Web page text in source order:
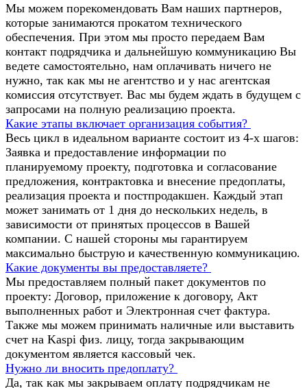
Мы можем порекомендовать Вам наших партнеров,
которые занимаются прокатом технического
обеспечения. При этом мы просто передаем Вам
контакт подрядчика и дальнейшую коммуникацию Вы
ведете самостоятельно, нам оплачивать ничего не
нужно, так как мы не агентство и у нас агентская
комиссия отсутствует. Вас мы будем ждать в будущем с
запросами на полную реализацию проекта.
Какие этапы включает организация события?
Весь цикл в идеальном варианте состоит из 4-х шагов:
Заявка и предоставление информации по
планируемому проекту, подготовка и согласование
предложения, контрактовка и внесение предоплаты,
реализация проекта и постпродакшен. Каждый этап
может занимать от 1 дня до нескольких недель, в
зависимости от принятых процессов в Вашей
компании. С нашей стороны мы гарантируем
максимально быструю и качественную коммуникацию.
Какие документы вы предоставляете?
Мы предоставляем полный пакет документов по
проекту: Договор, приложение к договору, Акт
выполненных работ и Электронная счет фактура.
Также мы можем принимать наличные или выставить
счет на Kaspi физ. лицу, тогда закрывающим
документом является кассовый чек.
Нужно ли вносить предоплату?
Да, так как мы закрываем оплату подрядчикам не